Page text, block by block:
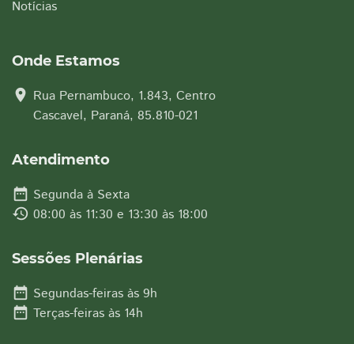
Notícias
Onde Estamos
location_on Rua Pernambuco, 1.843, Centro
Cascavel, Paraná, 85.810-021
Atendimento
date_range Segunda à Sexta
history 08:00 às 11:30 e 13:30 às 18:00
Sessões Plenárias
date_range Segundas-feiras às 9h
date_range Terças-feiras às 14h